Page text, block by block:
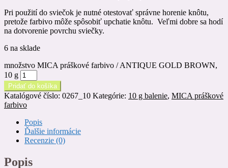
Pri použití do sviečok je nutné otestovať správne horenie knôtu,
pretože farbivo môže spôsobiť upchatie knôtu. Veľmi dobre sa hodí
na dotvorenie povrchu sviečky.
6 na sklade
množstvo MICA práškové farbivo / ANTIQUE GOLD BROWN,
10 g
Pridať do košíka
Katalógové číslo: 0267_10 Kategórie: 10 g balenie, MICA práškové
farbivo
Popis
Ďalšie informácie
Recenzie (0)
Popis